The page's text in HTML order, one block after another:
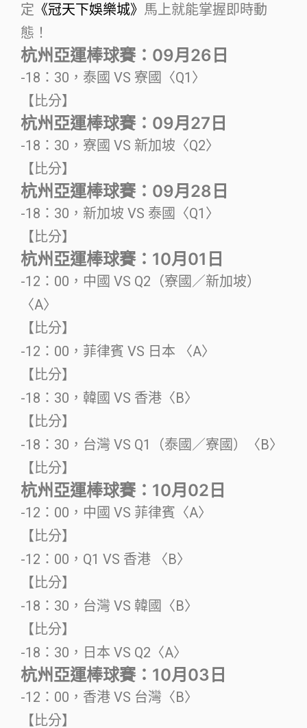
定 《冠天下娛樂城》 馬上就能掌握即時動
態！
杭州亞運棒球賽：09月26日
-18：30，泰國 VS 寮國〈Q1〉
【比分】
杭州亞運棒球賽：09月27日
-18：30，寮國 VS 新加坡〈Q2〉
【比分】
杭州亞運棒球賽：09月28日
-18：30，新加坡 VS 泰國〈Q1〉
【比分】
杭州亞運棒球賽：10月01日
-12：00，中國 VS Q2（寮國／新加坡）
〈A〉
【比分】
-12：00，菲律賓 VS 日本 〈A〉
【比分】
-18：30，韓國 VS 香港〈B〉
【比分】
-18：30，台灣 VS Q1（泰國／寮國）〈B〉
【比分】
杭州亞運棒球賽：10月02日
-12：00，中國 VS 菲律賓〈A〉
【比分】
-12：00，Q1 VS 香港 〈B〉
【比分】
-18：30，台灣 VS 韓國〈B〉
【比分】
-18：30，日本 VS Q2〈A〉
杭州亞運棒球賽：10月03日
-12：00，香港 VS 台灣〈B〉
【比分】